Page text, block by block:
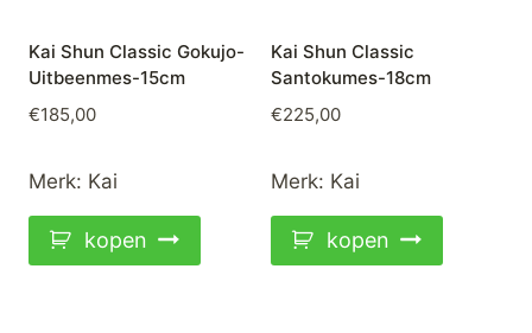
Kai Shun Classic Gokujo-
Uitbeenmes-15cm
€185,00
Merk: Kai
kopen
Kai Shun Classic
Santokumes-18cm
€225,00
Merk: Kai
kopen